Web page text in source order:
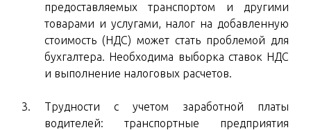
предоставляемых транспортом и другими
товарами и услугами, налог на добавленную
стоимость (НДС) может стать проблемой для
бухгалтера. Необходима выборка ставок НДС
и выполнение налоговых расчетов.
Трудности с учетом заработной платы
водителей: транспортные предприятия